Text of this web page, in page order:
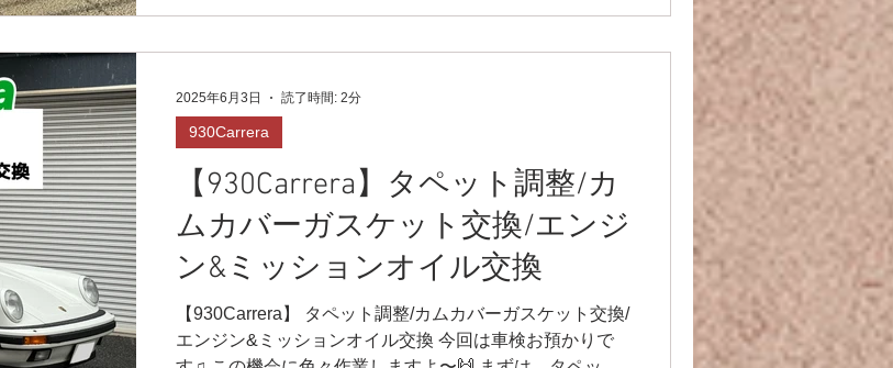
【930Carrera】タペット調整/カ
ムカバーガスケット交換/エンジ
ン&ミッションオイル交換
【930Carrera】 タペット調整/カムカバーガスケット交換/
エンジン&ミッションオイル交換 今回は車検お預かりで
930Carrera
2025年6月3日 読了時間: 2分